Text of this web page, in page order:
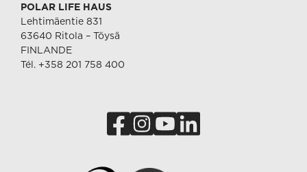
POLAR LIFE HAUS
Lehtimäentie 831
63640 Ritola – Töysä
FINLANDE
Tél. +358 201 758 400